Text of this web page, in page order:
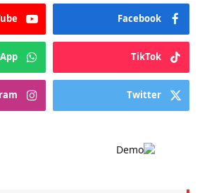
Facebook
TikTok
Twitter